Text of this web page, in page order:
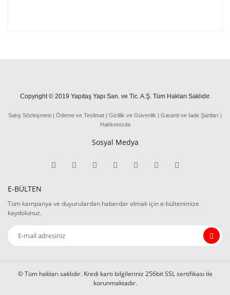
Copyright © 2019 Yapıtaş Yapı San. ve Tic. A.Ş. Tüm Hakları Saklıdır.
Satış Sözleşmesi | Ödeme ve Teslimat | Gizlilik ve Güvenlik | Garanti ve İade Şartları |
Hakkımızda
Sosyal Medya
E-BÜLTEN
Tüm kampanya ve duyurulardan haberdar olmak için e-bültenimize
kaydolunuz.
© Tüm hakları saklıdır. Kredi kartı bilgileriniz 256bit SSL sertifikası ile
korunmaktadır.